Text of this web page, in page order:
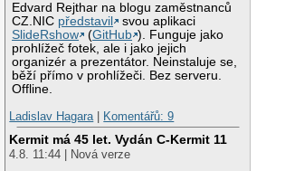
Edvard Rejthar na blogu zaměstnanců
CZ.NIC představil
svou aplikaci
SlideRshow
(GitHub ). Funguje jako
prohlížeč fotek, ale i jako jejich
organizér a prezentátor. Neinstaluje se,
běží přímo v prohlížeči. Bez serveru.
Offline.
Ladislav Hagara | Komentářů: 9
Kermit má 45 let. Vydán C-Kermit 11
4.8. 11:44 | Nová verze